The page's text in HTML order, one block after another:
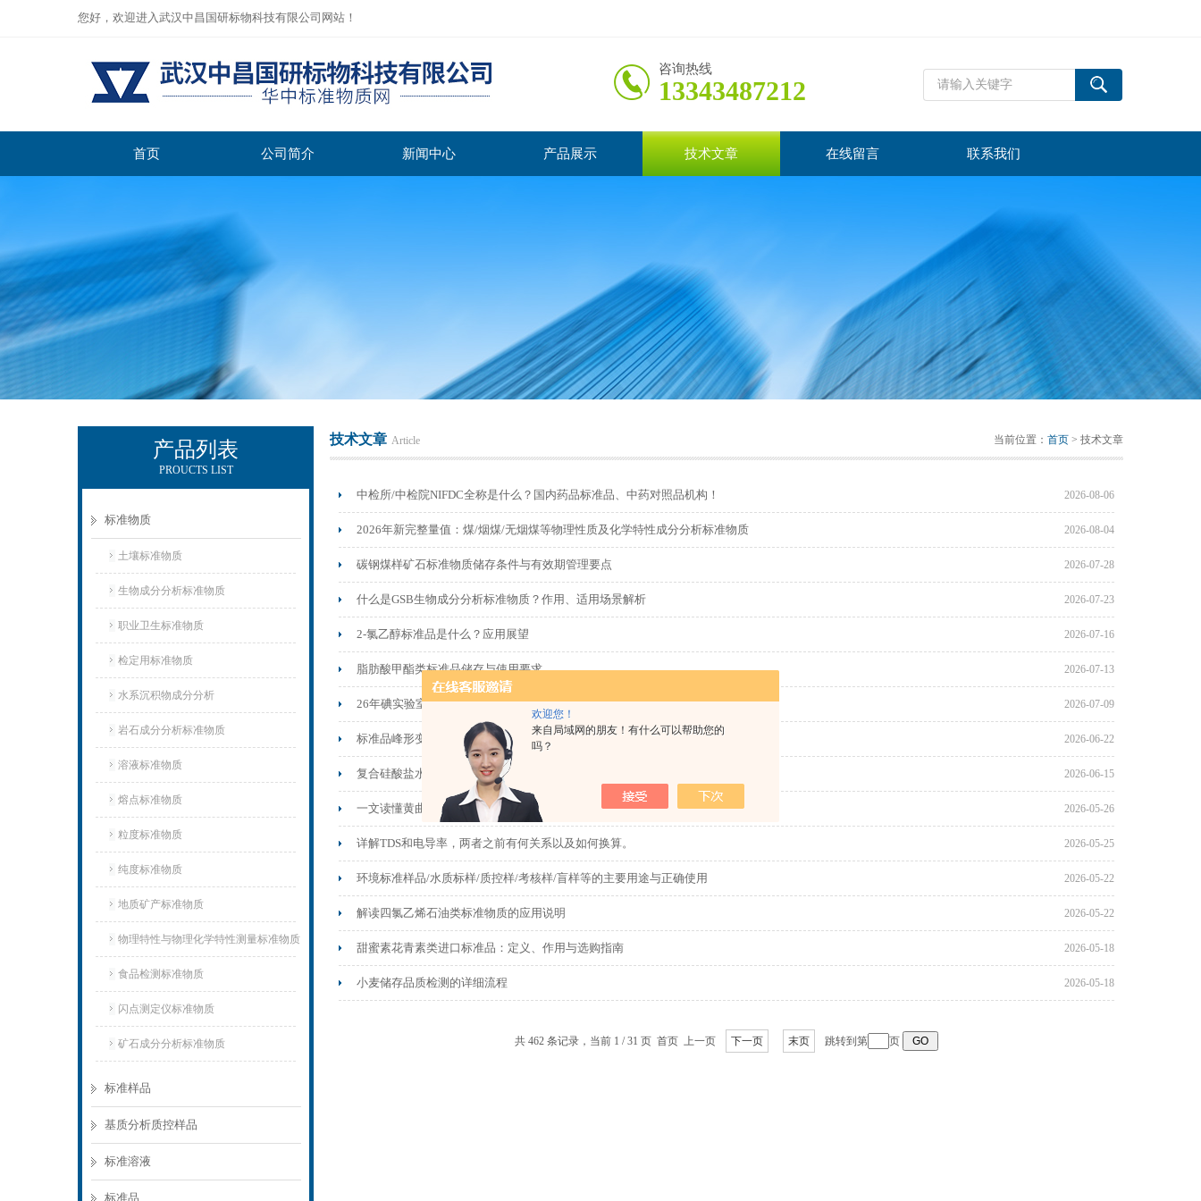
欢迎您！
来自局域网的朋友！有什么可以帮助您的
吗？
您好，欢迎进入武汉中昌国研标物科技有限公司网站！
咨询热线
13343487212
首页 公司简介 新闻中心 产品展示 技术文章 在线留言 联系我们
产品列表
PROUCTS LIST
标准物质
土壤标准物质
生物成分分析标准物质
职业卫生标准物质
检定用标准物质
水系沉积物成分分析
岩石成分分析标准物质
溶液标准物质
熔点标准物质
粒度标准物质
纯度标准物质
地质矿产标准物质
物理特性与物理化学特性测量标准物质
食品检测标准物质
闪点测定仪标准物质
矿石成分分析标准物质
标准样品
基质分析质控样品
标准溶液
标准品
技术文章 Article 当前位置： 首页 > 技术文章
中检所/中检院NIFDC全称是什么？国内药品标准品、中药对照品机构！ 2026-08-06
2026年新完整量值：煤/烟煤/无烟煤等物理性质及化学特性成分分析标准物质 2026-08-04
碳钢煤样矿石标准物质储存条件与有效期管理要点 2026-07-28
什么是GSB生物成分分析标准物质？作用、适用场景解析 2026-07-23
2-氯乙醇标准品是什么？应用展望 2026-07-16
脂肪酸甲酯类标准品储存与使用要求 2026-07-13
26年碘实验室新品：GBW10006/GBW10007食用盐中碘成份分析标准物质 2026-07-09
标准品峰形变差、定量不准？脂肪酸甲酯类标准品常见问题排查 2026-06-22
复合硅酸盐水泥标准样品的核心作用 2026-06-15
一文读懂黄曲霉毒素标准品综合介绍 2026-05-26
详解TDS和电导率，两者之前有何关系以及如何换算。 2026-05-25
环境标准样品/水质标样/质控样/考核样/盲样等的主要用途与正确使用 2026-05-22
解读四氯乙烯石油类标准物质的应用说明 2026-05-22
甜蜜素花青素类进口标准品：定义、作用与选购指南 2026-05-18
小麦储存品质检测的详细流程 2026-05-18
共 462 条记录，当前 1 / 31 页 首页 上一页 下一页 末页 跳转到第 页